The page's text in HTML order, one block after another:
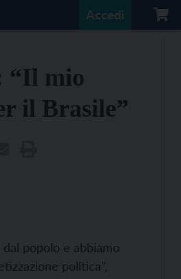
Accedi
“Il mio
il Brasile”
popolo e abbiamo
politica”,